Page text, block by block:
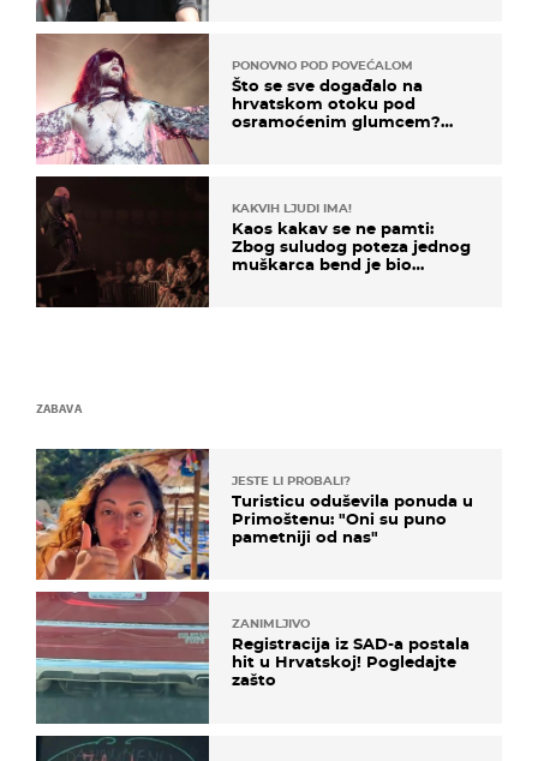
PONOVNO POD POVEĆALOM
Što se sve događalo na
hrvatskom otoku pod
osramoćenim glumcem?
KAKVIH LJUDI IMA!
Kaos kakav se ne pamti:
Zbog suludog poteza jednog
muškarca bend je bio
ZABAVA
JESTE LI PROBALI?
Turisticu oduševila ponuda u
Primoštenu: "Oni su puno
pametniji od nas"
ZANIMLJIVO
Registracija iz SAD-a postala
hit u Hrvatskoj! Pogledajte
zašto